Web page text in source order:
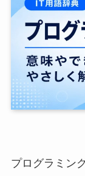
プログラミン